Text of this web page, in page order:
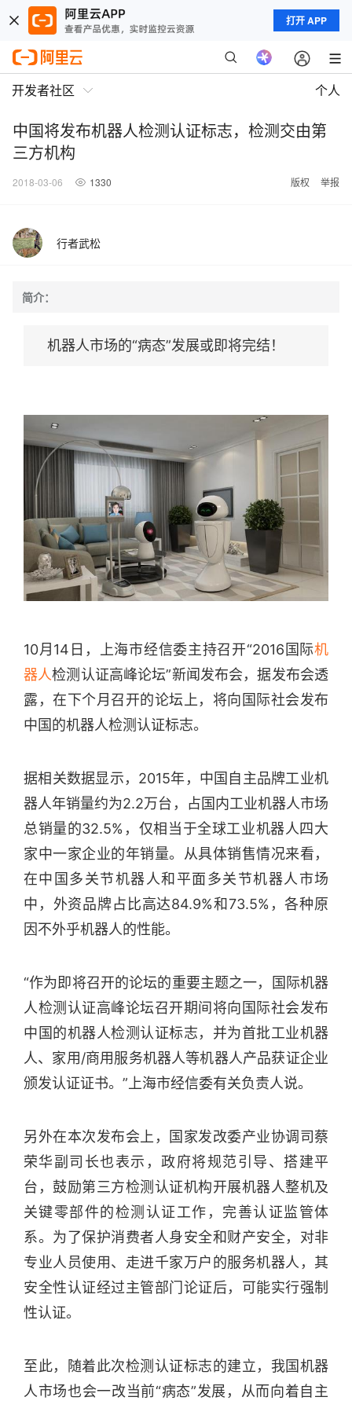
打开 APP
开发者社区 个人
中国将发布机器人检测认证标志，检测交由第
三方机构
2018-03-06 1330 版权 举报
行者武松
简介：
机器人市场的“病态”发展或即将完结！
10月14日，上海市经信委主持召开“2016国际机
器人检测认证高峰论坛”新闻发布会，据发布会透
露，在下个月召开的论坛上，将向国际社会发布
中国的机器人检测认证标志。
据相关数据显示，2015年，中国自主品牌工业机
器人年销量约为2.2万台，占国内工业机器人市场
总销量的32.5%，仅相当于全球工业机器人四大
家中一家企业的年销量。从具体销售情况来看，
在中国多关节机器人和平面多关节机器人市场
中，外资品牌占比高达84.9%和73.5%，各种原
因不外乎机器人的性能。
“作为即将召开的论坛的重要主题之一，国际机器
人检测认证高峰论坛召开期间将向国际社会发布
中国的机器人检测认证标志，并为首批工业机器
人、家用/商用服务机器人等机器人产品获证企业
颁发认证证书。”上海市经信委有关负责人说。
另外在本次发布会上，国家发改委产业协调司蔡
荣华副司长也表示，政府将规范引导、搭建平
台，鼓励第三方检测认证机构开展机器人整机及
关键零部件的检测认证工作，完善认证监管体
系。为了保护消费者人身安全和财产安全，对非
专业人员使用、走进千家万户的服务机器人，其
安全性认证经过主管部门论证后，可能实行强制
性认证。
至此，随着此次检测认证标志的建立，我国机器
人市场也会一改当前“病态”发展，从而向着自主